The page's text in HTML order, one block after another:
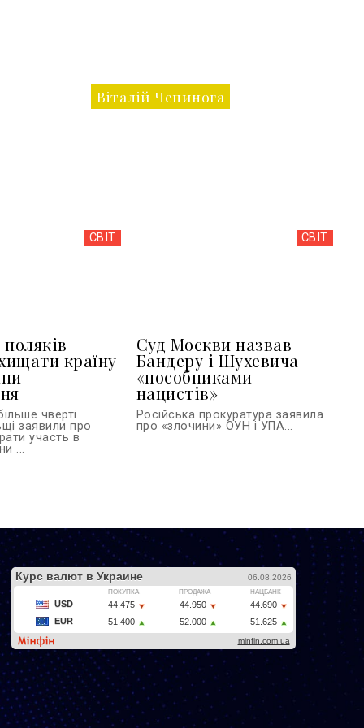
Віталій Чепинога
СВІТ
країну
—
чверті
заявили про
участь в
...
СВІТ
Суд Москви назвав
Бандеру і Шухевича
«пособниками
нацистів»
Російська прокуратура заявила
про «злочини» ОУН і УПА...